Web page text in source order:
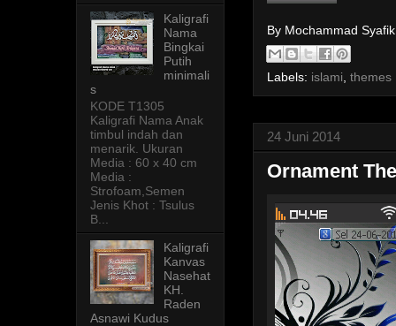
By Mochammad
Labels: islami, themes
24 Juni 2014
Ornament
Kaligrafi
Nama
Bingkai
Putih
minimali
s
KODE T1305
Kaligrafi Nama Anak
timbul indah dan
menarik. Ukuran
Media : 60 x 40 cm
Media :
Strofoam,Semen
Jenis Khot : Tsulus
B...
Kaligrafi
Kanvas
Nasehat
KH.
Raden
Asnawi Kudus